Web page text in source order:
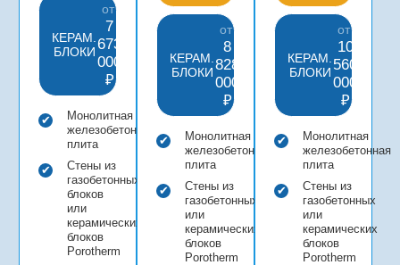
КЕРАМ.
БЛОКИ
от
7
673
000
₽
Монолитная
железобетонная
плита
Стены из
газобетонных
блоков
или
керамических
блоков
Porotherm
КЕРАМ.
БЛОКИ
от
8
828
000
₽
Монолитная
железобетонная
плита
Стены из
газобетонных
или
керамических
блоков
Porotherm
КЕРАМ.
БЛОКИ
от
10
560
000
₽
Монолитная
железобетонная
плита
Стены из
газобетонных
или
керамических
блоков
Porotherm